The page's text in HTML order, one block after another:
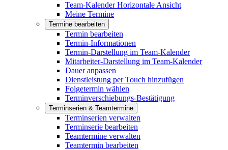
Team-Kalender Horizontale Ansicht
Meine Termine
Termine bearbeiten
Termin bearbeiten
Termin-Informationen
Termin-Darstellung im Team-Kalender
Mitarbeiter-Darstellung im Team-Kalender
Dauer anpassen
Dienstleistung per Touch hinzufügen
Folgetermin wählen
Terminverschiebungs-Bestätigung
Terminserien & Teamtermine
Terminserien verwalten
Terminserie bearbeiten
Teamtermine verwalten
Teamtermin bearbeiten